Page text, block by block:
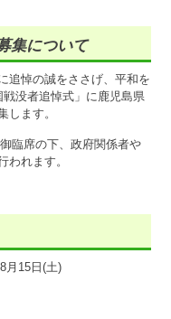
集について
追悼の誠をささげ、平和を
没者追悼式」に鹿児島県
します。
臨席の下、政府関係者や
われます。
月15日(土)